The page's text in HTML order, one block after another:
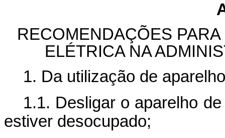
RECOMENDAÇÕES
ELÉTRICA NA
1. Da utilização de
1.1. Desligar o aparelho
estiver desocupado;